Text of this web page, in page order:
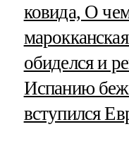
ковида, О
обиделся и
Испанию
вступился